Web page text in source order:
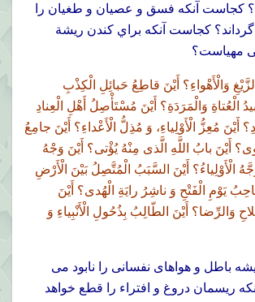
كجاست آنكه فسق و عصيان و طغيان را
گرداند؟ كجاست آنكه براي کندن ريشة
مهياست؟
وَالْأَهْواءِ؟ أَيْنَ قاطِعُ حَبائِلِ الْكِذْبِ
الْعُتاةِ وَالْمَرَدَةِ؟ أَيْنَ مُسْتَأْصِلُ أَهْلِ الْعِنادِ
أَيْنَ مُعِزُّ الْأَوْلِياءِ، وَ مُذِلُّ الْأَعْداءِ؟ أَيْنَ جامِعُ
أَيْنَ بابُ اللَّهِ الَّذى مِنْهُ يُؤْتى؟ أَيْنَ وَجْهُ
الْأَوْلِياءُ؟ أَيْنَ السَّبَبُ الْمُتَّصِلُ بَيْنَ الْأَرْضِ
يَوْمِ الْفَتْحِ وَ ناشِرُ رايَةِ الْهُدى؟ أَيْنَ
وَالرِّضا؟ أَيْنَ الطّالِبُ بِذُحُولِ الْأَنْبِياءِ وَ
باطل و هواهاى نفسانى را نابود مى
ريسمان دروغ و افتراء را قطع خواهد